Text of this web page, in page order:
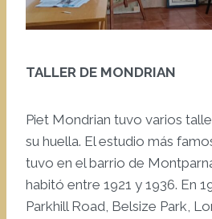
TALLER DE MONDRIAN
Piet Mondrian tuvo varios
su huella. El estudio más
tuvo en el barrio de
habitó entre 1921 y 1936. En
Parkhill Road, Belsize Park,